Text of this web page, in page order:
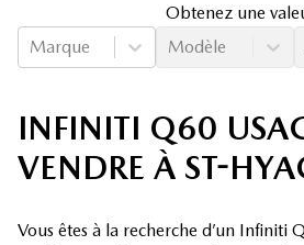
Obtenez une
Marque
Modèle
INFINITI Q60
VENDRE À ST-
Vous êtes à la recherche d’un Infiniti